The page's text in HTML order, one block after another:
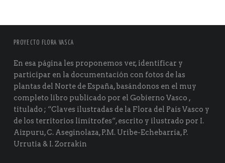
PROYECTO FLORA VASCA
En esa página les proponemos ver, identificar y
participar en la documentación con fotos de las
plantas del Norte de España, basándonos en el muy
completo libro publicado por el Gobierno Vasco ,
titulado ; “Claves ilustradas de la Flora del País Vasco y
de los territorios limítrofes“, escrito y ilustrado por I.
Aizpuru, C. Aseginolaza, P.M. Uribe-Echebarría, P.
Urrutia & I. Zorrakin